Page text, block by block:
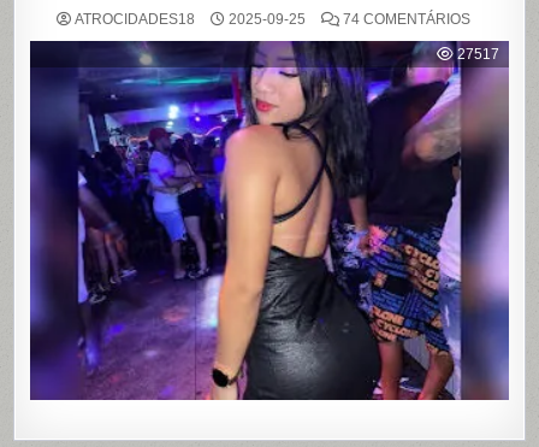
ATROCIDADES18 2025-09-25 74 COMENTÁRIOSEM
DE
20
ANOS
EM
MOTEL
COM
REMOTO
PARTES
É
27517